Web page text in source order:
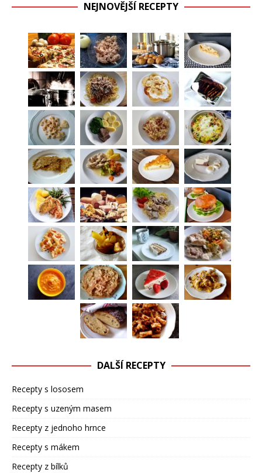
NEJNOVĚJŠÍ RECEPTY
DALŠÍ RECEPTY
Recepty s lososem
Recepty s uzeným masem
Recepty z jednoho hrnce
Recepty s mákem
Recepty z bílků